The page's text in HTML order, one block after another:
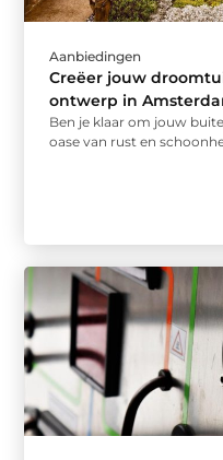
Aanbiedingen
Creëer jouw
ontwerp in
Ben je klaar om jouw
oase van rust en